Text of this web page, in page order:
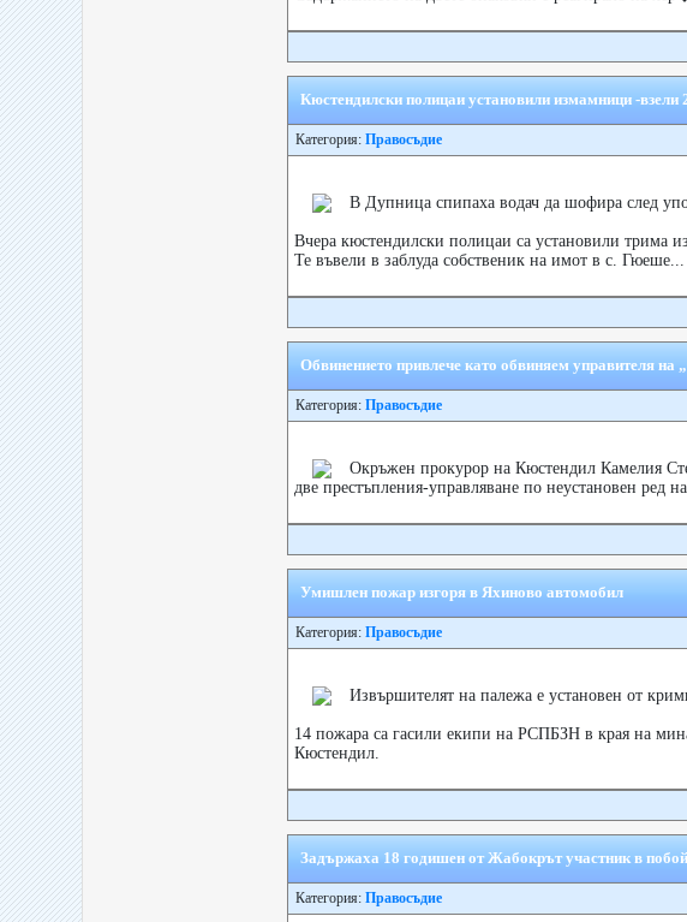
Кюстендилски полицаи установили измамници -взели
Категория: Правосъдие
В Дупница спипаха водач да шофира след
Вчера кюстендилски полицаи са установили трима
Те въвели в заблуда собственик на имот в с. Гюеше...
Обвинението привлече като обвиняем управителя
Категория: Правосъдие
Окръжен прокурор на Кюстендил Камелия
две престъпления-управляване по неустановен ред
Умишлен пожар изгоря в Яхиново автомобил
Категория: Правосъдие
Извършителят на палежа е установен от
14 пожара са гасили екипи на РСПБЗН в края на
Кюстендил.
Задържаха 18 годишен от Жабокрът участник в
Категория: Правосъдие